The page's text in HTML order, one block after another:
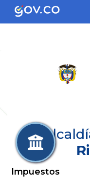
Impuestos